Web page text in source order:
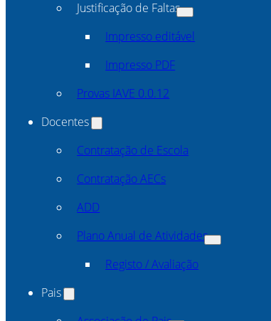
Justificação de Faltas
Impresso editável
Impresso PDF
Provas IAVE 0.0.12
Docentes
Contratação de Escola
Contratação AECs
ADD
Plano Anual de Atividades
Registo / Avaliação
Pais